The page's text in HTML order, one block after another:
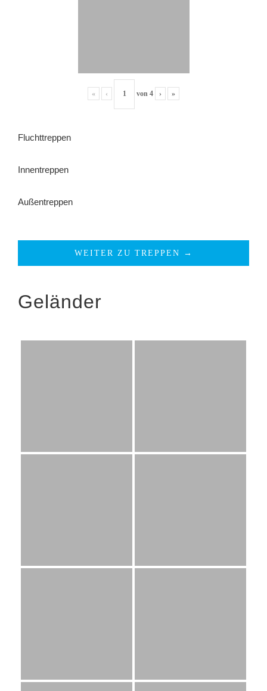
« ‹ von 4 › »
Fluchttreppen
Innentreppen
Außentreppen
WEITER ZU TREPPEN →
Geländer